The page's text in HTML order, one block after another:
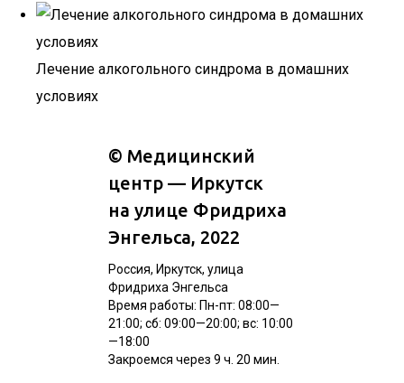
Лечение алкогольного синдрома в домашних
условиях
© Медицинский
центр — Иркутск
на улице Фридриха
Энгельса, 2022
Россия, Иркутск, улица
Фридриха Энгельса
Время работы: Пн-пт: 08:00—
21:00; сб: 09:00—20:00; вс: 10:00
—18:00
Закроемся через 9 ч. 20 мин.